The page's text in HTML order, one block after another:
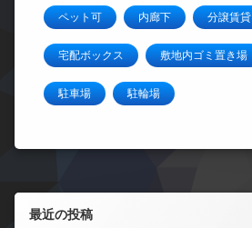
ペット可 内廊下 分譲賃貸
宅配ボックス 敷地内ゴミ置き場
駐車場 駐輪場
左サイドバー
最近の投稿